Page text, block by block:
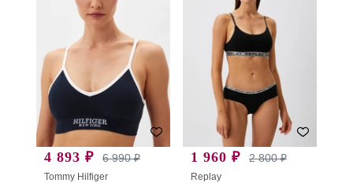
4 893 ₽ 6 990 ₽
Tommy Hilfiger
1 960 ₽ 2 800 ₽
Replay